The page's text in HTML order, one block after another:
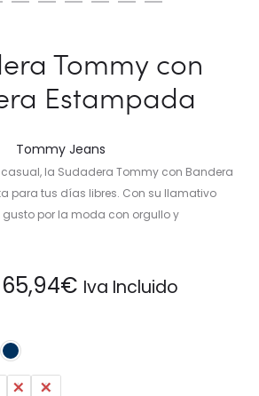
Tommy con
Estampada
Tommy Jeans
casual, la Sudadera Tommy con Bandera
para tus días libres. Con su llamativo
gusto por la moda con orgullo y
El
original
65,94€ElIva Incluido
L XL